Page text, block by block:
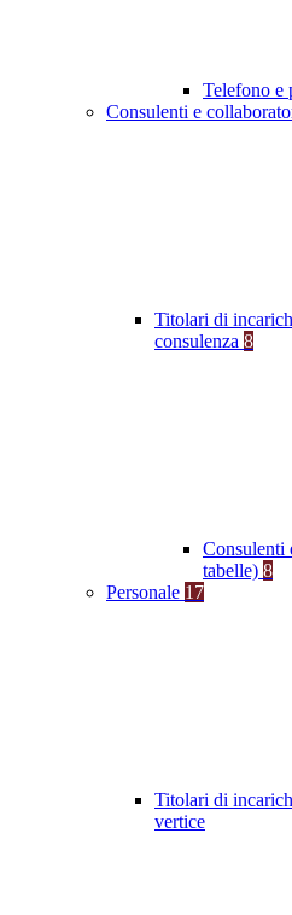
Telefono e
Consulenti e
Titolari di
consulenza 8
Consulenti
tabelle) 8
Personale 17
Titolari di
vertice